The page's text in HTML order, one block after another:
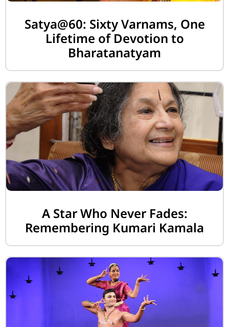
Satya@60: Sixty Varnams, One
Lifetime of Devotion to
Bharatanatyam
A Star Who Never Fades:
Remembering Kumari Kamala